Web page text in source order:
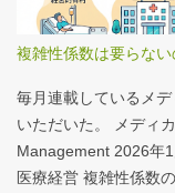
が、上のグラフのよ
する。立派な建物が
復元したものだ。写
今月訪れた武蔵国府
れほど大きくない。
憶）武蔵国府跡 東京
複雑性係数は要らない
毎月連載しているメ
いただいた。 メディ
Management 2026
医療経営 複雑性係数